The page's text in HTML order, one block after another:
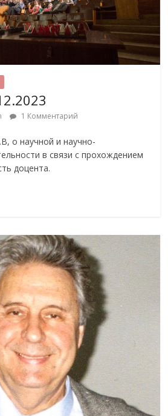
1 Комментарий
о научной и научно-
в связи с прохождением
доцента.